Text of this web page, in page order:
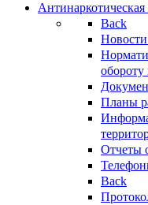
Back
обороту
Планы
Отчеты
Back